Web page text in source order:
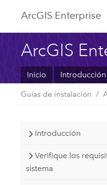
ArcGIS Enterprise
ArcGIS
Inicio Introducción
Guías de instalación
Introducción
Verifique los
sistema